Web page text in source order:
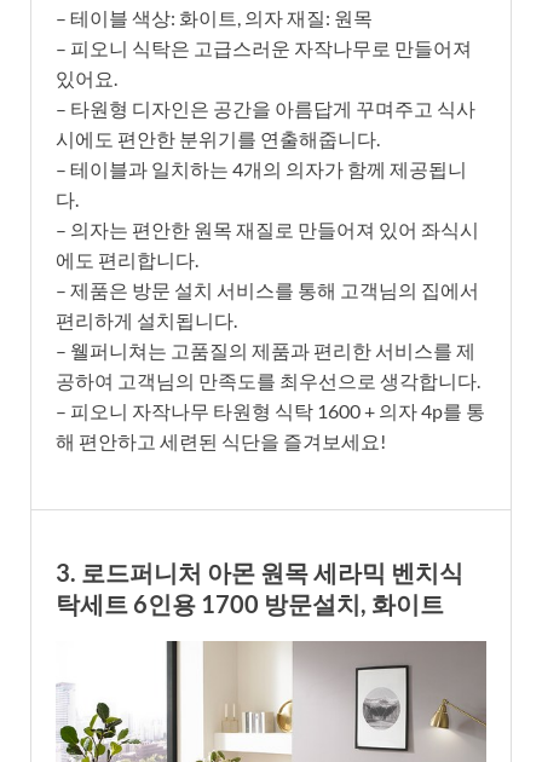
– 테이블 색상: 화이트, 의자 재질: 원목
– 피오니 식탁은 고급스러운 자작나무로 만들어져
있어요.
– 타원형 디자인은 공간을 아름답게 꾸며주고 식사
시에도 편안한 분위기를 연출해줍니다.
– 테이블과 일치하는 4개의 의자가 함께 제공됩니
다.
– 의자는 편안한 원목 재질로 만들어져 있어 좌식시
에도 편리합니다.
– 제품은 방문 설치 서비스를 통해 고객님의 집에서
편리하게 설치됩니다.
– 웰퍼니쳐는 고품질의 제품과 편리한 서비스를 제
공하여 고객님의 만족도를 최우선으로 생각합니다.
– 피오니 자작나무 타원형 식탁 1600 + 의자 4p를 통
해 편안하고 세련된 식단을 즐겨보세요!
3. 로드퍼니처 아몬 원목 세라믹 벤치식
탁세트 6인용 1700 방문설치, 화이트